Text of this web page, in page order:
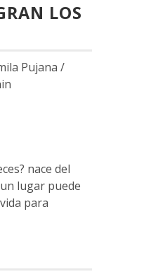
LOS
Pujana /
nace del
lugar puede
para